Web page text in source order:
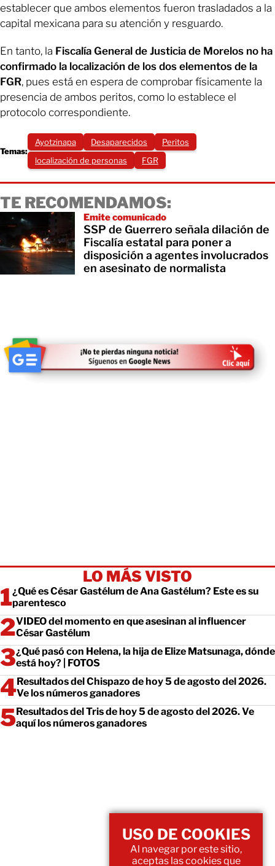
establecer que ambos elementos fueron trasladados a la
capital mexicana para su atención y resguardo.
En tanto, la Fiscalía General de Justicia de Morelos no ha
confirmado la localización de los dos elementos de la
FGR, pues está en espera de comprobar físicamente la
presencia de ambos peritos, como lo establece el
protocolo correspondiente.
Temas:
Ayotzinapa Desaparecidos
Peritos
localización de personas
FGR
TE RECOMENDAMOS:
Emite comunicado
SSP de Guerrero señala dilación de
Fiscalía estatal para poner a
disposición a agentes involucrados
en asesinato de normalista
LO MÁS VISTO
¿Qué es César Gastélum de Ana Gastélum? Este es su
parentesco
VIDEO del momento en que asesinan al influencer
César Gastélum
¿Qué pasó con Helena, la hija de Elize Matsunaga, dónde
está hoy? | FOTOS
Resultados del Chispazo de hoy 5 de agosto del 2026.
Ve los números ganadores
Resultados del Tris de hoy 5 de agosto del 2026. Ve
aquí los números ganadores
USO DE COOKIES
Al navegar por este sitio,
aceptas las cookies que